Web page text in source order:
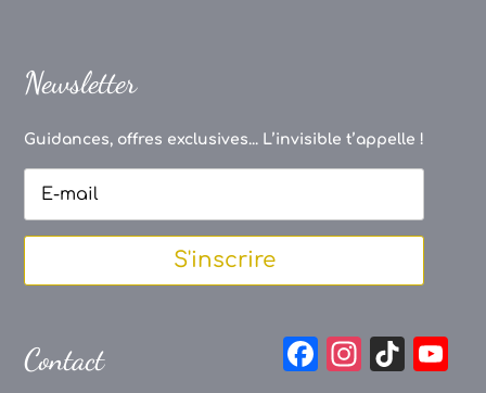
Newsletter
Guidances, offres exclusives... L’invisible t’appelle !
S'inscrire
Contact
F
In Ti